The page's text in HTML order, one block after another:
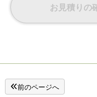
※シャンプー、コンディ
ホールにございます。
お見積りの
前のページへ